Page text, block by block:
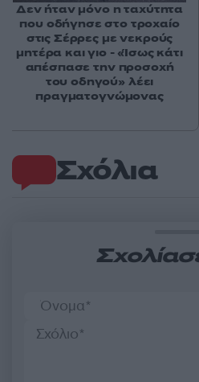
Σχόλια
Δεν ήταν μόνο η ταχύτητα
που οδήγησε στο τροχαίο
στις Σέρρες με νεκρούς
μητέρα και γιο - «Ίσως κάτι
απέσπασε την προσοχή
του οδηγού» λέει
πραγματογνώμονας